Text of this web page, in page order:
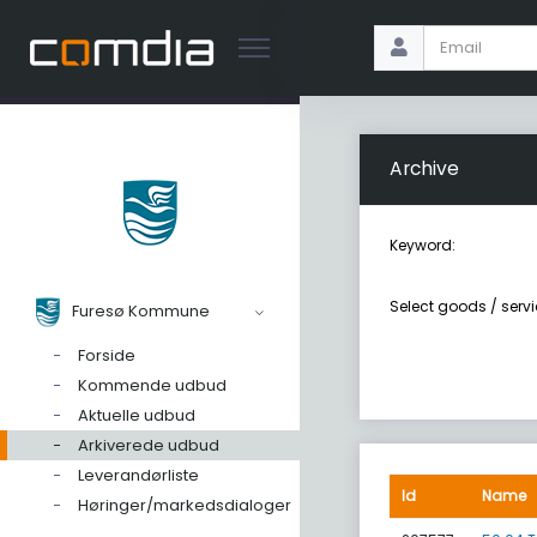
Furesø Kommune
Forside
Kommende udbud
Aktuelle udbud
Arkiverede udbud
Leverandørliste
Høringer/markedsdialoger
Archive
Keyword:
Select goods /
Id Name